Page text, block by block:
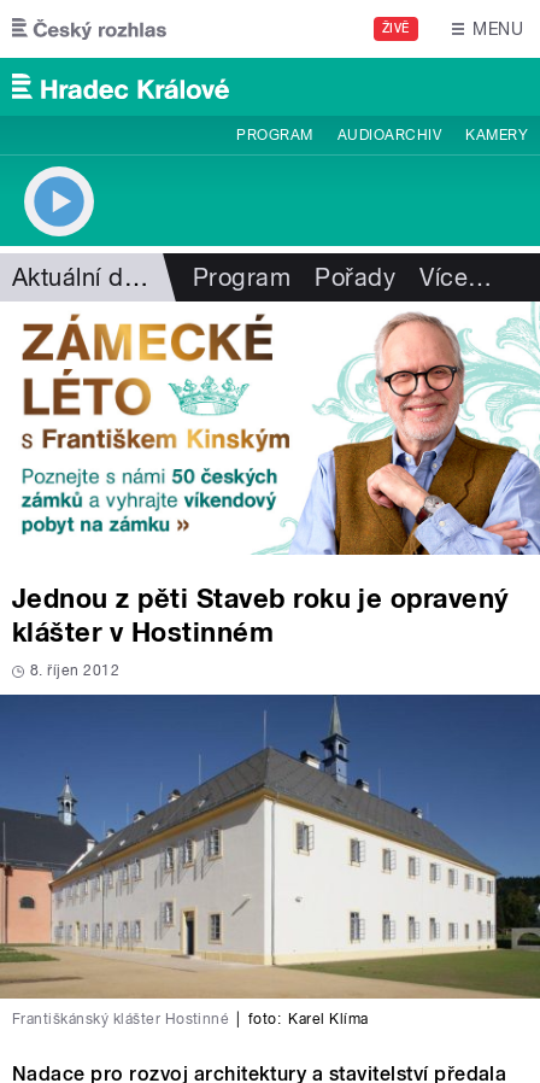
Přejít k hlavnímu obsahu
ŽIVĚ MENU
PROGRAM AUDIOARCHIV KAMERY
Aktuální dění Program Pořady Více…
Jednou z pěti Staveb roku je opravený
klášter v Hostinném
8. říjen 2012
Františkánský klášter Hostinné foto: Karel Klíma
Nadace pro rozvoj architektury a stavitelství předala